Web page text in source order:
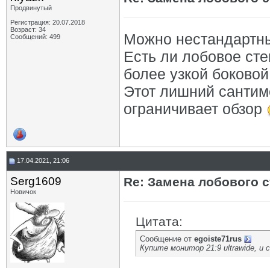
Продвинутый
Регистрация: 20.07.2018
Возраст: 34
Сообщений: 499
Можно
Есть ли лобовое
более узкой
Этот лишний
ограничивает обзор
17.04.2021, 21:06
Serg1609
Новичок
Re: Замена лобового
Цитата:
Сообщение от egoiste71rus
Купите монитор 21:9 ultrawide, и